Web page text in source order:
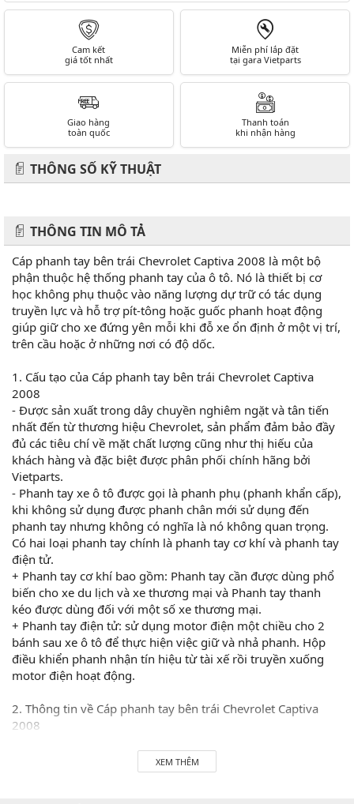
Cam kết
giá tốt nhất
Miễn phí lắp đặt
tại gara Vietparts
Giao hàng
toàn quốc
Thanh toán
khi nhận hàng
THÔNG SỐ KỸ THUẬT
THÔNG TIN MÔ TẢ
Cáp phanh tay bên trái Chevrolet Captiva 2008 là một bộ
phận thuộc hệ thống phanh tay của ô tô. Nó là thiết bị cơ
học không phụ thuộc vào năng lượng dự trữ có tác dụng
truyền lực và hỗ trợ pít-tông hoặc guốc phanh hoạt động
giúp giữ cho xe đứng yên mỗi khi đỗ xe ổn định ở một vị trí,
trên cầu hoặc ở những nơi có độ dốc.
1. Cấu tạo của Cáp phanh tay bên trái Chevrolet Captiva
2008
- Được sản xuất trong dây chuyền nghiêm ngặt và tân tiến
nhất đến từ thương hiệu Chevrolet, sản phẩm đảm bảo đầy
đủ các tiêu chí về mặt chất lượng cũng như thị hiếu của
khách hàng và đặc biệt được phân phối chính hãng bởi
Vietparts.
- Phanh tay xe ô tô được gọi là phanh phụ (phanh khẩn cấp),
khi không sử dụng được phanh chân mới sử dụng đến
phanh tay nhưng không có nghĩa là nó không quan trọng.
Có hai loại phanh tay chính là phanh tay cơ khí và phanh tay
điện tử.
+ Phanh tay cơ khí bao gồm: Phanh tay cần được dùng phổ
biến cho xe du lịch và xe thương mại và Phanh tay thanh
kéo được dùng đối với một số xe thương mại.
+ Phanh tay điện tử: sử dụng motor điện một chiều cho 2
bánh sau xe ô tô để thực hiện việc giữ và nhả phanh. Hộp
điều khiển phanh nhận tín hiệu từ tài xế rồi truyền xuống
motor điện hoạt động.
2. Thông tin về Cáp phanh tay bên trái Chevrolet Captiva
2008
có xuất xứ Hàn Quốc, được sử dụng và lắp đặt trên dòng xe
Chevrolet Captiva 2009.
XEM THÊM